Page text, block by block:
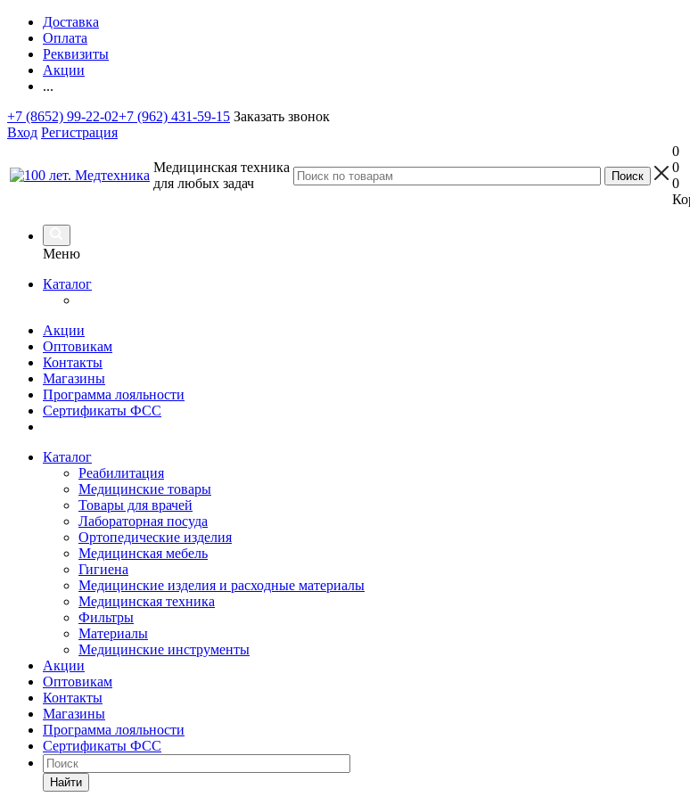
Доставка
Оплата
Реквизиты
Акции
...
+7 (8652) 99-22-02+7 (962) 431-59-15 Заказать звонок
Вход Регистрация
Медицинская техника
для любых задач
0
0
0
Меню
Каталог
Акции
Оптовикам
Контакты
Магазины
Программа лояльности
Сертификаты ФСС
Каталог
Реабилитация
Медицинские товары
Товары для врачей
Лабораторная посуда
Ортопедические изделия
Медицинская мебель
Гигиена
Медицинские изделия и расходные материалы
Медицинская техника
Фильтры
Материалы
Медицинские инструменты
Акции
Оптовикам
Контакты
Магазины
Программа лояльности
Сертификаты ФСС
Найти